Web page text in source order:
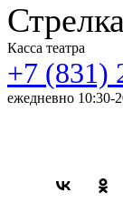
Касса театра
+7 (831)
ежедневно 10:30-